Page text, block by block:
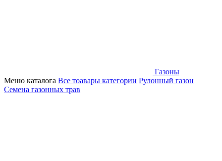
Газоны
Меню каталога Все тоавары категории Рулонный газон
Семена газонных трав